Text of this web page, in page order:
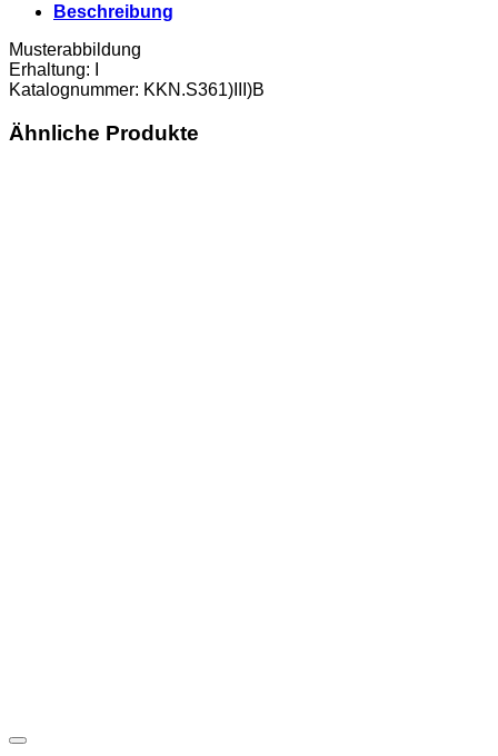
I
Beschreibung
Musterabbildung
Erhaltung: I
Katalognummer: KKN.S361)III)B
Ähnliche Produkte